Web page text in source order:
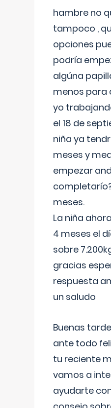
hambre no
tampoco ,
opciones
podría
algúna
menos para
yo
el 18 de
niña ya
meses y
empezar
meses.
La niña
4 meses el
sobre
gracias
respuesta
un saludo
Buenas
ante todo
tu reciente
vamos a
ayudarte